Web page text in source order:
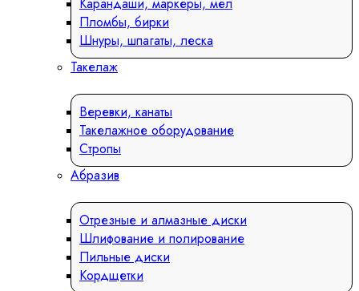
Пломбы, бирки
Шнуры, шпагаты, леска
Такелаж
Веревки, канаты
Такелажное оборудование
Стропы
Абразив
Отрезные и алмазные диски
Шлифование и полирование
Пильные диски
Кордщетки